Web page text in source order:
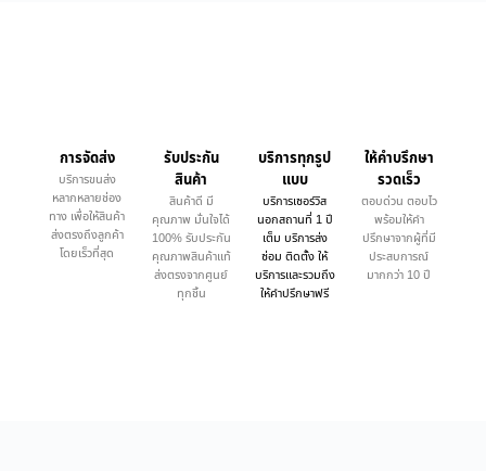
การจัดส่ง
บริการขนส่ง
หลากหลายช่อง
ทาง เพื่อให้สินค้า
ส่งตรงถึงลูกค้า
โดยเร็วที่สุด
รับประกัน
สินค้า
สินค้าดี มี
คุณภาพ มั่นใจได้
100% รับประกัน
คุณภาพสินค้าแท้
ส่งตรงจากศูนย์
ทุกชิ้น
บริการทุกรูป
แบบ
บริการเซอร์วิส
นอกสถานที่ 1 ปี
เต็ม บริการส่ง
ซ่อม ติดตั้ง ให้
บริการและรวมถึง
ให้คำปรึกษาฟรี
ให้คำบรึกษา
รวดเร็ว
ตอบด่วน ตอบไว
พร้อมให้คำ
ปรึกษาจากผู้ที่มี
ประสบการณ์
มากกว่า 10 ปี